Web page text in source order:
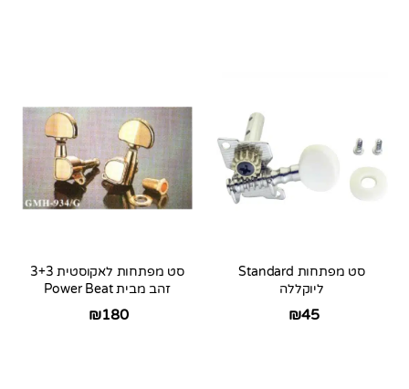
סט מפתחות Standard
ליוקללה
₪45
סט מפתחות לאקוסטית 3+3
זהב מבית Power Beat
₪180